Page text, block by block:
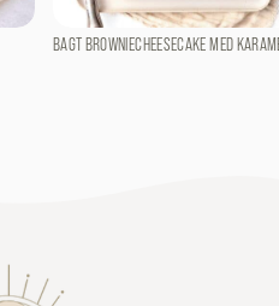
BAGT BROWNIECHEESECAKE MED